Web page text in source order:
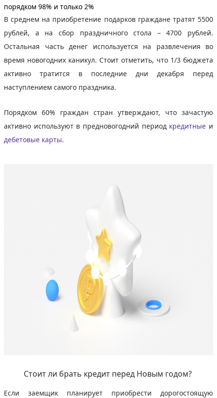
порядком 98% и только 2%
В среднем на приобретение подарков граждане тратят 5500
рублей, а на сбор праздничного стола – 4700 рублей.
Остальная часть денег используется на развлечения во
время новогодних каникул. Стоит отметить, что 1/3 бюджета
активно тратится в последние дни декабря перед
наступлением самого праздника.
Порядком 60% граждан стран утверждают, что зачастую
активно используют в предновогодний период кредитные и
дебетовые карты.
Стоит ли брать кредит перед Новым годом?
Если заемщик планирует приобрести дорогостоящую